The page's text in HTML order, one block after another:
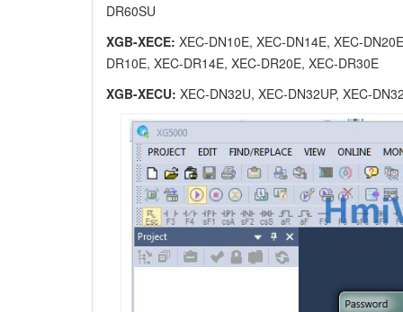
DR60SU
XGB-XECE: XEC-DN10E, XEC-DN14E, XEC-
DR10E, XEC-DR14E, XEC-DR20E, XEC-DR30E
XGB-XECU: XEC-DN32U, XEC-DN32UP, XEC-